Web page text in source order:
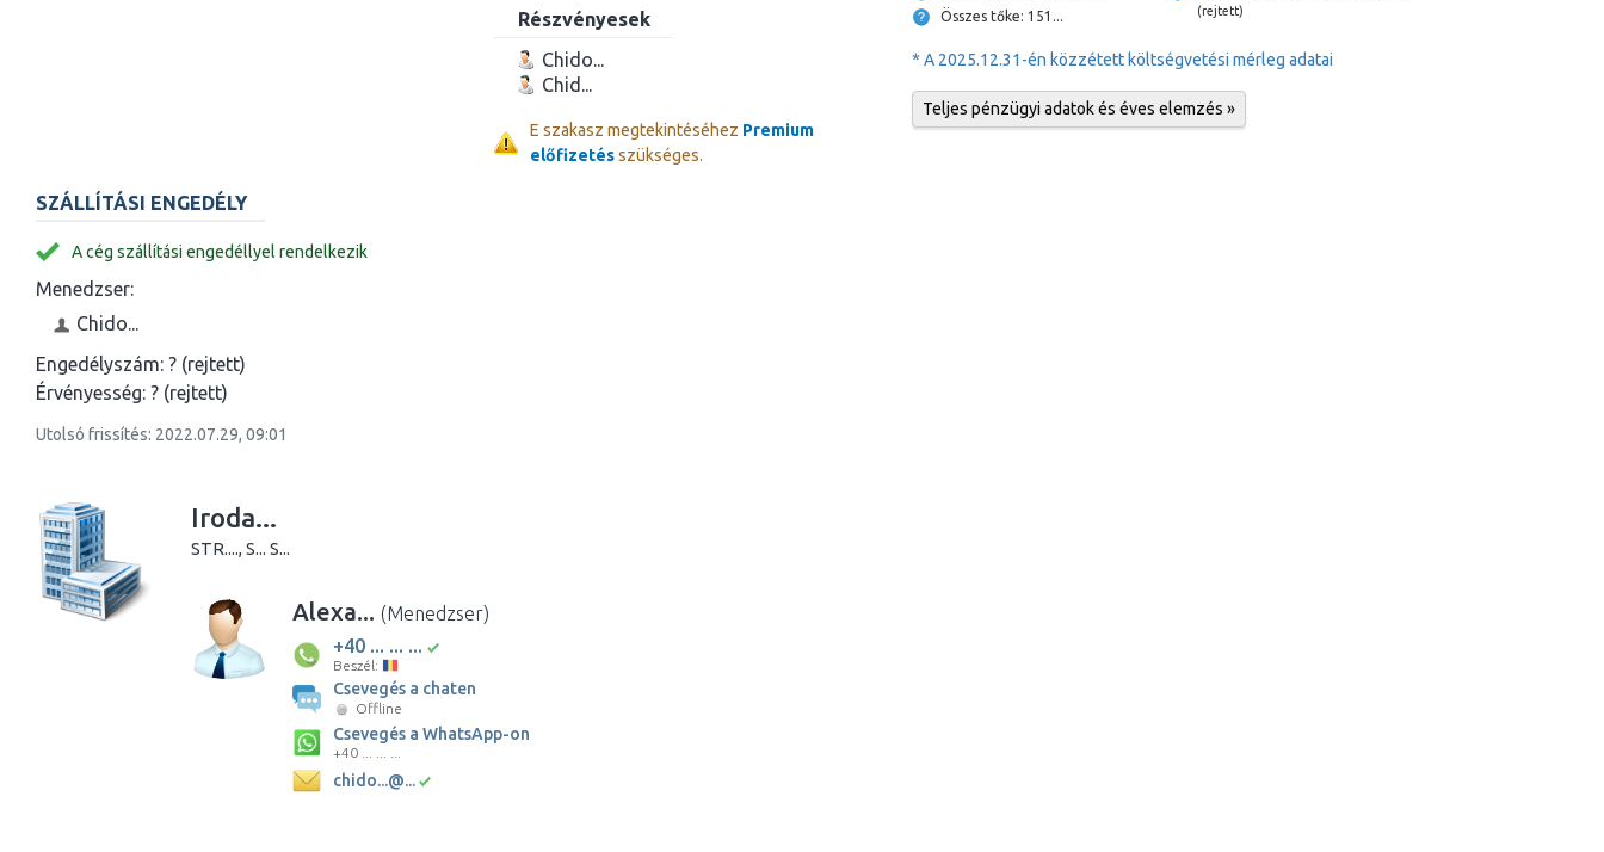
Részvényesek
Chido...
Chid...
E szakasz megtekintéséhez Premium
előfizetésszükséges.
Összes tőke: 151...
(rejtett)
* A 2025.12.31-én közzétett költségvetési mérleg adatai
Teljes pénzügyi adatok és éves elemzés »
SZÁLLÍTÁSI ENGEDÉLY
A cég szállítási engedéllyel rendelkezik
Menedzser:
Chido...
Engedélyszám: ? (rejtett)
Érvényesség: ? (rejtett)
Utolsó frissítés: 2022.07.29, 09:01
Iroda...
STR...., S... S...
Alexa... (Menedzser)
+40 ... ... ...
Beszél:
Csevegés a chaten
Offline
Csevegés a WhatsApp-on
+40 ... ... ...
chido...@...